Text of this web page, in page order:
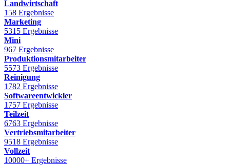
Landwirtschaft
158 Ergebnisse
Marketing
5315 Ergebnisse
Mini
967 Ergebnisse
Produktionsmitarbeiter
5573 Ergebnisse
Reinigung
1782 Ergebnisse
Softwareentwickler
1757 Ergebnisse
Teilzeit
6763 Ergebnisse
Vertriebsmitarbeiter
9518 Ergebnisse
Vollzeit
10000+ Ergebnisse